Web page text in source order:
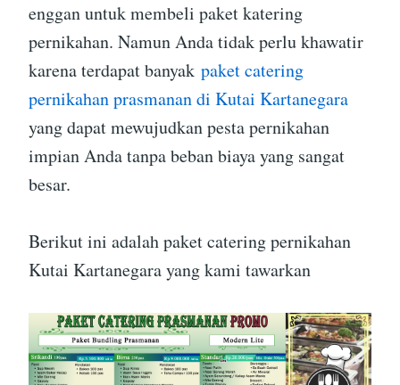
enggan untuk membeli paket katering
pernikahan. Namun Anda tidak perlu khawatir
karena terdapat banyak paket catering
pernikahan prasmanan di Kutai Kartanegara
yang dapat mewujudkan pesta pernikahan
impian Anda tanpa beban biaya yang sangat
besar.
Berikut ini adalah paket catering pernikahan
Kutai Kartanegara yang kami tawarkan